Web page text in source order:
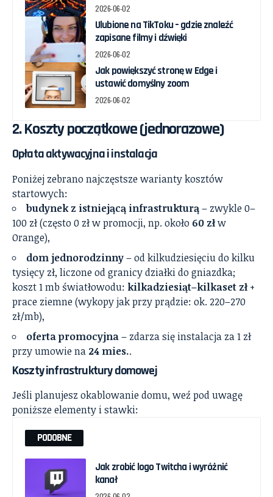
2026-06-02
Ulubione na TikToku – gdzie znaleźć
zapisane filmy i dźwięki
2026-06-02
Jak powiększyć stronę w Edge i
ustawić domyślny zoom
2026-06-02
2. Koszty początkowe (jednorazowe)
Opłata aktywacyjna i instalacja
Poniżej zebrano najczęstsze warianty kosztów
startowych:
budynek z istniejącą infrastrukturą– zwykle 0–
100 zł (często 0 zł w promocji, np. około 60 złw
Orange),
dom jednorodzinny– od kilkudziesięciu do kilku
tysięcy zł, liczone od granicy działki do gniazdka;
koszt 1 mb światłowodu: kilkadziesiąt–kilkaset zł+
prace ziemne (wykopy jak przy prądzie: ok. 220–270
zł/mb),
oferta promocyjna– zdarza się instalacja za 1 zł
przy umowie na 24 mies..
Koszty infrastruktury domowej
Jeśli planujesz okablowanie domu, weź pod uwagę
poniższe elementy i stawki:
PODOBNE
Jak zrobić logo Twitcha i wyróżnić
kanał